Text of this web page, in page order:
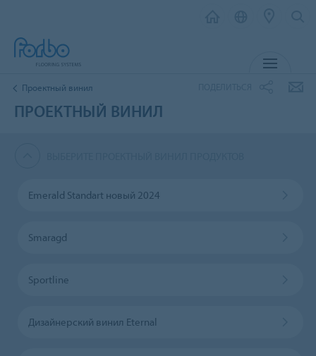
Проектный винил
ПРОЕКТНЫЙ ВИНИЛ
Emerald Standart новый 2024
Smaragd
Sportline
Дизайнерский винил Eternal